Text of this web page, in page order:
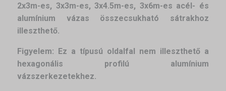
2x3m-es, 3x3m-es, 3x4.5m-es, 3x6m-es acél- és
alumínium vázas összecsukható sátrakhoz
illeszthető.
Figyelem: Ez a típusú oldalfal nem illeszthető a
hexagonális profilú alumínium
vázszerkezetekhez.